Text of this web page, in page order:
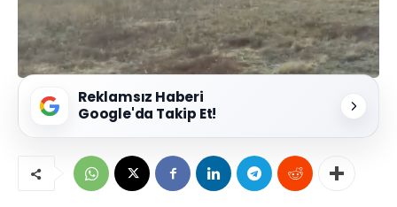
Reklamsız Haberi
Google'da Takip Et!